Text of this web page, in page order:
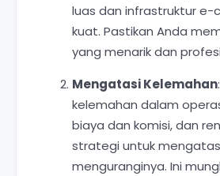
luas dan infrastruktur e-
kuat. Pastikan Anda
yang menarik dan
Mengatasi Kelemahan
kelemahan dalam
biaya dan komisi, dan
strategi untuk
menguranginya. Ini